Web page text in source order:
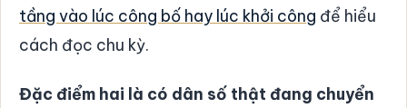
tầng vào lúc công bố hay lúc khởi công để hiểu
cách đọc chu kỳ.
Đặc điểm hai là có dân số thật đang chuyển